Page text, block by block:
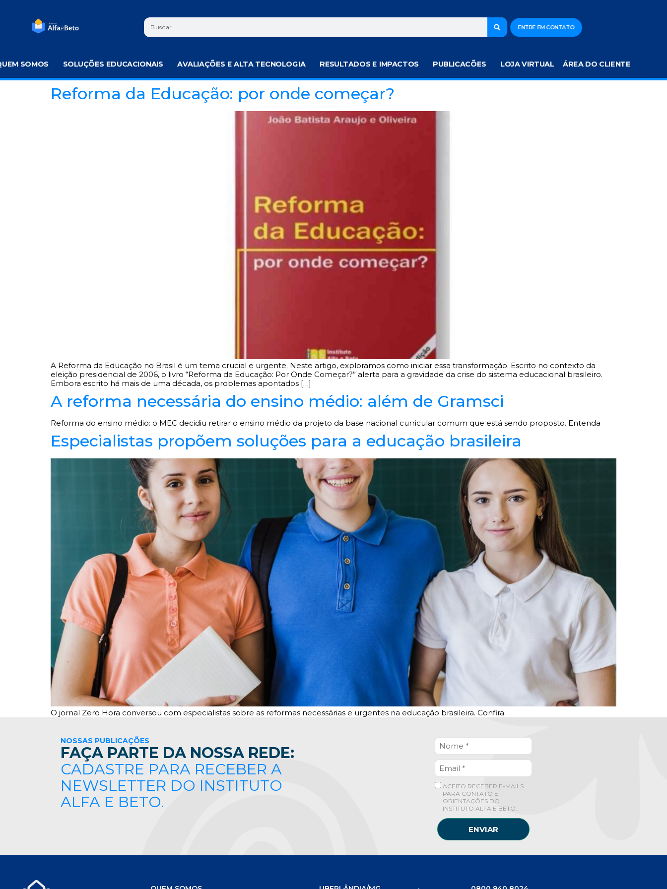
ENTRE EM CONTATO
SOMOS SOLUÇÕES EDUCACIONAIS AVALIAÇÕES E ALTA TECNOLOGIA RESULTADOS E IMPACTOS PUBLICACÕES LOJA VIRTUAL ÁREA DO CLIENTE
Reforma da Educação: por onde começar?
A Reforma da Educação no Brasil é um tema crucial e urgente. Neste artigo, exploramos como iniciar essa transformação. Escrito no contexto da
eleição presidencial de 2006, o livro “Reforma da Educação: Por Onde Começar?” alerta para a gravidade da crise do sistema educacional brasileiro.
Embora escrito há mais de uma década, os problemas apontados […]
A reforma necessária do ensino médio: além de Gramsci
Reforma do ensino médio: o MEC decidiu retirar o ensino médio da projeto da base nacional curricular comum que está sendo proposto. Entenda
Especialistas propõem soluções para a educação brasileira
O jornal Zero Hora conversou com especialistas sobre as reformas necessárias e urgentes na educação brasileira. Confira.
NOSSAS PUBLICAÇÕES
FAÇA PARTE DA NOSSA REDE:
CADASTRE PARA RECEBER A
NEWSLETTER DO INSTITUTO
ALFA E BETO.
ACEITO RECEBER E-MAILS
PARA CONTATO E
ORIENTAÇÕES DO
INSTITUTO ALFA E BETO.
ENVIAR